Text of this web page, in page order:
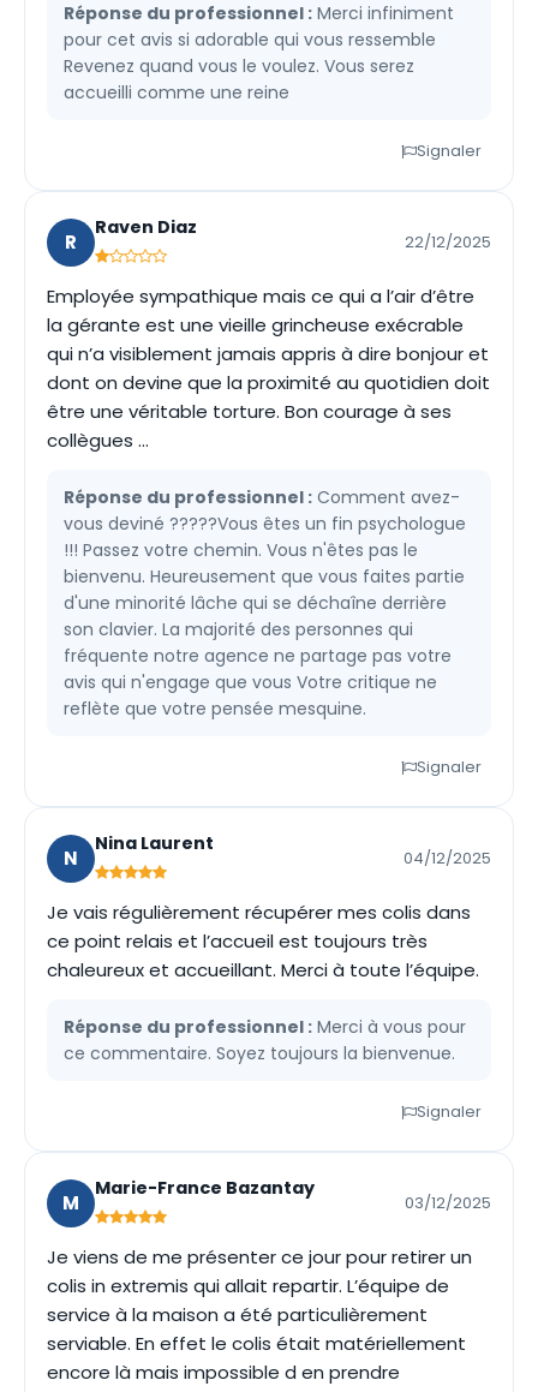
Réponse du professionnel : Merci infiniment
pour cet avis si adorable qui vous ressemble
Revenez quand vous le voulez. Vous serez
accueilli comme une reine
Signaler
R
Raven Diaz
22/12/2025
Employée sympathique mais ce qui a l’air d’être
la gérante est une vieille grincheuse exécrable
qui n’a visiblement jamais appris à dire bonjour et
dont on devine que la proximité au quotidien doit
être une véritable torture. Bon courage à ses
collègues …
Réponse du professionnel : Comment avez-
vous deviné ?????Vous êtes un fin psychologue
!!! Passez votre chemin. Vous n'êtes pas le
bienvenu. Heureusement que vous faites partie
d'une minorité lâche qui se déchaîne derrière
son clavier. La majorité des personnes qui
fréquente notre agence ne partage pas votre
avis qui n'engage que vous Votre critique ne
reflète que votre pensée mesquine.
Signaler
N
Nina Laurent
04/12/2025
Je vais régulièrement récupérer mes colis dans
ce point relais et l’accueil est toujours très
chaleureux et accueillant. Merci à toute l’équipe.
Réponse du professionnel : Merci à vous pour
ce commentaire. Soyez toujours la bienvenue.
Signaler
M
Marie-France Bazantay
03/12/2025
Je viens de me présenter ce jour pour retirer un
colis in extremis qui allait repartir. L’équipe de
service à la maison a été particulièrement
serviable. En effet le colis était matériellement
encore là mais impossible d en prendre